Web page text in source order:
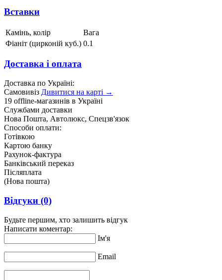
Вставки
Камінь, колір
Вага
Фіаніт (цирконій куб.) 0.1
Доставка і оплата
Доставка по Україні:
Самовивіз Дивитися на карті →
19 offline-магазинів в Україні
Службами доставки
Нова Пошта, Автолюкс, Спецзв'язок
Способи оплати:
Готівкою
Картою банку
Рахунок-фактура
Банківський переказ
Післяплата
(Нова пошта)
Відгуки (0)
Будьте першим, хто залишить відгук
Написати коментар:
Ім'я
Email